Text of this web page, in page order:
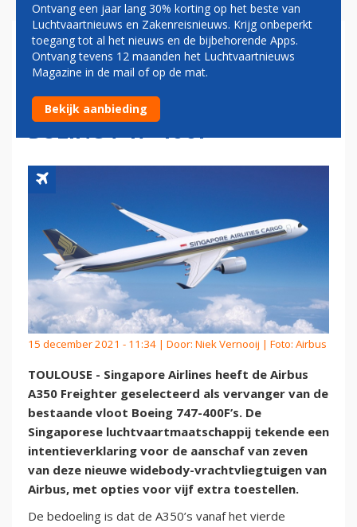
SINGAPORE AIRLINES
SELECTEERT A350
FREIGHTER ALS VERVANGER
BOEING 747-400F
15 december 2021 - 11:34 | Door: Niek Vernooij | Foto: Airbus
TOULOUSE - Singapore Airlines heeft de Airbus
A350 Freighter geselecteerd als vervanger van de
bestaande vloot Boeing 747-400F’s. De
Singaporese luchtvaartmaatschappij tekende een
intentieverklaring voor de aanschaf van zeven
van deze nieuwe widebody-vrachtvliegtuigen van
Airbus, met opties voor vijf extra toestellen.
De bedoeling is dat de A350’s vanaf het vierde
Ontvang een jaar lang 30% korting op het beste van
Luchtvaartnieuws en Zakenreisnieuws. Krijg onbeperkt
toegang tot al het nieuws en de bijbehorende Apps.
Ontvang tevens 12 maanden het Luchtvaartnieuws
Magazine in de mail of op de mat.
Bekijk aanbieding